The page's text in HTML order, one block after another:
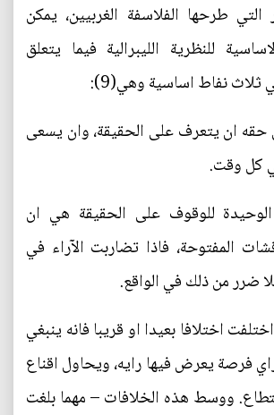
التي طرحها الفلاسفة الغربيين، يمكن
للنظرية الليبرالية فيما يتعلق
ثلاث نفاط اساسية وهي(9):
حقه ان يتعرف على الحقيقة، وان يسعى
كل وقت.
الوحيدة للوقوف على الحقيقة هي ان
المفتوحة، فاذا تضاربت الآراء في
ضرر من ذلك في الواقع.
اختلافا بعيدا او قريبا فانه ينبغي
فرصة يعرض فيها رايه، ويحاول اقناع
ووسط هذه الخلافات – مهما بلغت